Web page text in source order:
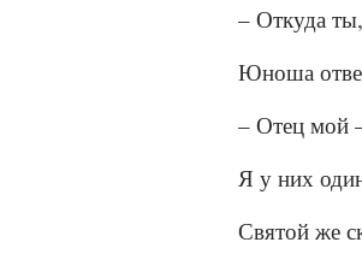
– Откуда
Юноша
– Отец мой
Я у них
Святой же